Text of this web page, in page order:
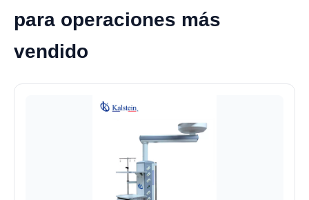
para operaciones más
vendido